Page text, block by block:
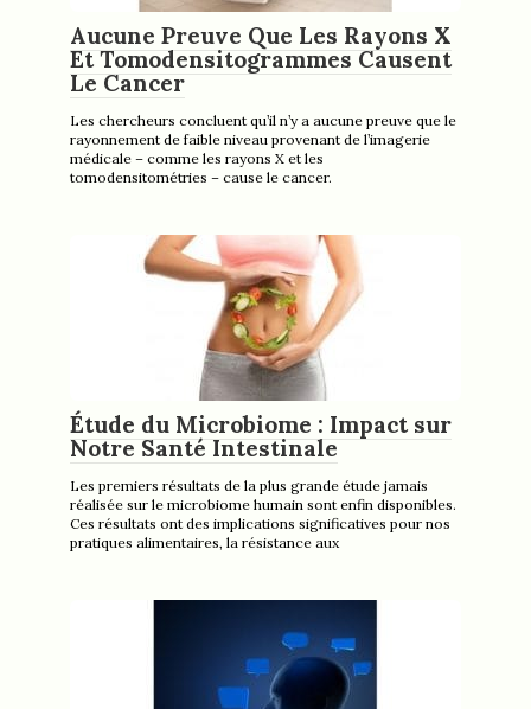
Aucune Preuve Que Les Rayons X
Et Tomodensitogrammes Causent
Le Cancer
Les chercheurs concluent qu’il n’y a aucune preuve que le
rayonnement de faible niveau provenant de l’imagerie
médicale – comme les rayons X et les
tomodensitométries – cause le cancer.
Étude du Microbiome : Impact sur
Notre Santé Intestinale
Les premiers résultats de la plus grande étude jamais
réalisée sur le microbiome humain sont enfin disponibles.
Ces résultats ont des implications significatives pour nos
pratiques alimentaires, la résistance aux